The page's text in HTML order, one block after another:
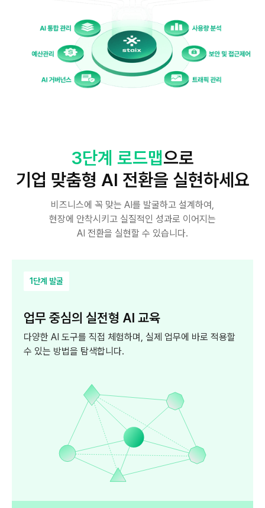
3단계 로드맵으로
기업 맞춤형 AI 전환을 실현하세요
비즈니스에 꼭 맞는 AI를 발굴하고 설계하여,
현장에 안착시키고 실질적인 성과로 이어지는
AI 전환을 실현할 수 있습니다.
1단계 발굴
업무 중심의 실전형 AI 교육
다양한 AI 도구를 직접 체험하며, 실제 업무에 바로 적용할
수 있는 방법을 탐색합니다.